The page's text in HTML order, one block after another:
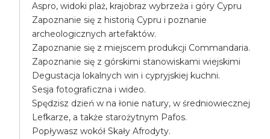
Aspro, widoki plaż, krajobraz wybrzeża i góry Cypru
Zapoznanie się z historią Cypru i poznanie
archeologicznych artefaktów.
Zapoznanie się z miejscem produkcji Commandaria.
Zapoznanie się z górskimi stanowiskami wiejskimi
Degustacja lokalnych win i cypryjskiej kuchni.
Sesja fotograficzna i wideo.
Spędzisz dzień w na łonie natury, w średniowiecznej
Lefkarze, a także starożytnym Pafos.
Popływasz wokół Skały Afrodyty.